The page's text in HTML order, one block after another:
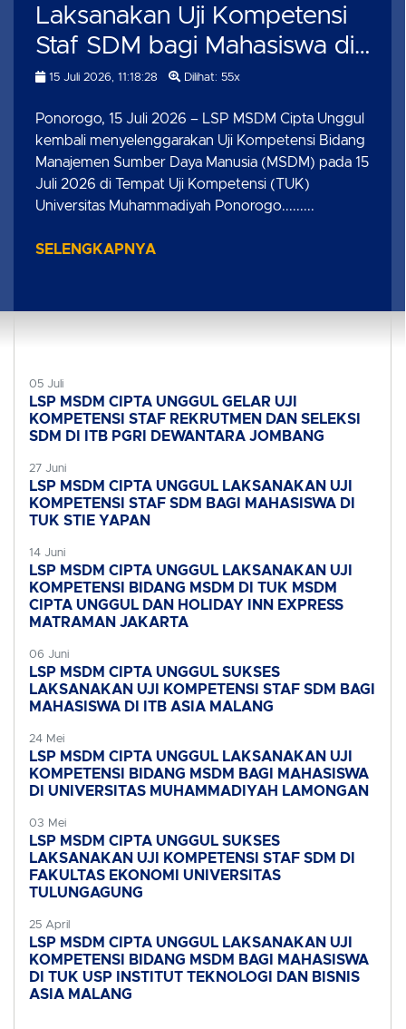
Laksanakan Uji Kompetensi
Staf SDM bagi Mahasiswa di
Universitas Muhammadiyah
Ponorogo
15 Juli 2026, 11:18:28 Dilihat: 55x
Ponorogo, 15 Juli 2026 – LSP MSDM Cipta Unggul
kembali menyelenggarakan Uji Kompetensi Bidang
Manajemen Sumber Daya Manusia (MSDM) pada 15
Juli 2026 di Tempat Uji Kompetensi (TUK)
Universitas Muhammadiyah Ponorogo.........
SELENGKAPNYA
05 Juli
LSP MSDM CIPTA UNGGUL GELAR UJI
KOMPETENSI STAF REKRUTMEN DAN SELEKSI
SDM DI ITB PGRI DEWANTARA JOMBANG
27 Juni
LSP MSDM CIPTA UNGGUL LAKSANAKAN UJI
KOMPETENSI STAF SDM BAGI MAHASISWA DI
TUK STIE YAPAN
14 Juni
LSP MSDM CIPTA UNGGUL LAKSANAKAN UJI
KOMPETENSI BIDANG MSDM DI TUK MSDM
CIPTA UNGGUL DAN HOLIDAY INN EXPRESS
MATRAMAN JAKARTA
06 Juni
LSP MSDM CIPTA UNGGUL SUKSES
LAKSANAKAN UJI KOMPETENSI STAF SDM BAGI
MAHASISWA DI ITB ASIA MALANG
24 Mei
LSP MSDM CIPTA UNGGUL LAKSANAKAN UJI
KOMPETENSI BIDANG MSDM BAGI MAHASISWA
DI UNIVERSITAS MUHAMMADIYAH LAMONGAN
03 Mei
LSP MSDM CIPTA UNGGUL SUKSES
LAKSANAKAN UJI KOMPETENSI STAF SDM DI
FAKULTAS EKONOMI UNIVERSITAS
TULUNGAGUNG
25 April
LSP MSDM CIPTA UNGGUL LAKSANAKAN UJI
KOMPETENSI BIDANG MSDM BAGI MAHASISWA
DI TUK USP INSTITUT TEKNOLOGI DAN BISNIS
ASIA MALANG